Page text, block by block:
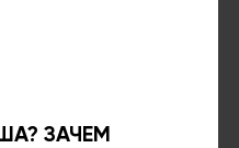
ЗАЧЕМ